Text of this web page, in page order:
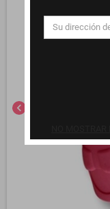
chevron_left